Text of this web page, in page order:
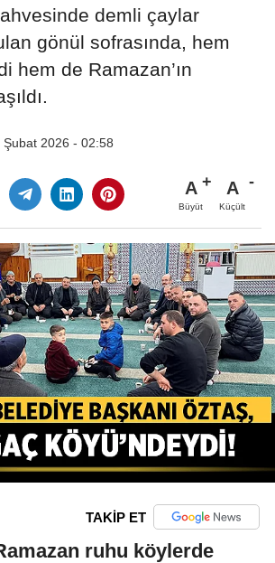
demli çaylar
gönül sofrasında, hem
hem de Ramazan’ın
Şubat 2026 - 02:58
A
Büyüt
A
Küçült
TAKİP ET
ruhu köylerde